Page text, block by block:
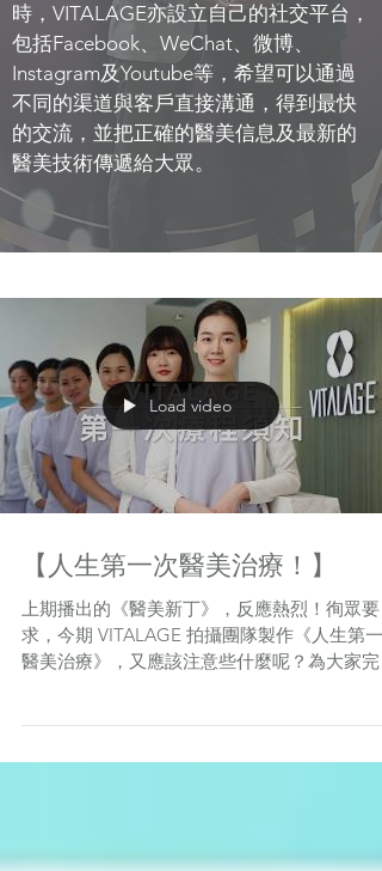
時，VITALAGE亦設立自己的社交平台，
包括Facebook、WeChat、微博、
Instagram及Youtube等，希望可以通過
不同的渠道與客戶直接溝通，得到最快
的交流，並把正確的醫美信息及最新的
醫美技術傳遞給大眾。
Load video
【人生第一次醫美治療！】
上期播出的《醫美新丁》，反應熱烈！徇眾要
求，今期 VITALAGE 拍攝團隊製作《人生第一
醫美治療》，又應該注意些什麼呢？為大家完